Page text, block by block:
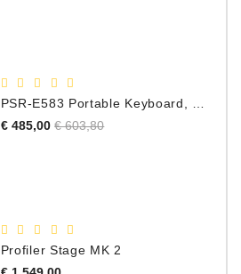
PSR-E583 Portable Keyboard, 61 Toetsen
€ 485,00 Normale
€ 603,80Prijs
Profiler Stage MK 2